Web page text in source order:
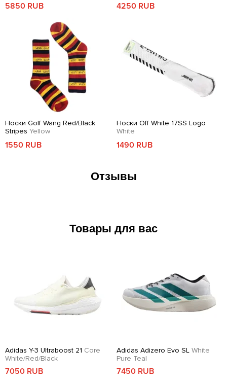
5850 RUB 4250 RUB
Носки Golf Wang Red/Black
Stripes Yellow
1550 RUB
Носки Off White 17SS Logo
White
1490 RUB
Отзывы
Товары для вас
Adidas Y-3 Ultraboost 21 Core
White/Red/Black
7050 RUB
Adidas Adizero Evo SL White
Pure Teal
7450 RUB